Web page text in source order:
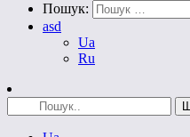
Пошук:
asd
Ua
Ru